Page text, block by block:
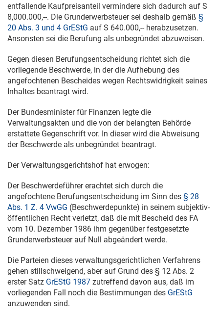
entfallende Kaufpreisanteil vermindere sich dadurch auf S
8,000.000,--. Die Grunderwerbsteuer sei deshalb gemäß §
20 Abs. 3 und 4 GrEStG auf S 640.000,-- herabzusetzen.
Ansonsten sei die Berufung als unbegründet abzuweisen.
Gegen diesen Berufungsentscheidung richtet sich die
vorliegende Beschwerde, in der die Aufhebung des
angefochtenen Bescheides wegen Rechtswidrigkeit seines
Inhaltes beantragt wird.
Der Bundesminister für Finanzen legte die
Verwaltungsakten und die von der belangten Behörde
erstattete Gegenschrift vor. In dieser wird die Abweisung
der Beschwerde als unbegründet beantragt.
Der Verwaltungsgerichtshof hat erwogen:
Der Beschwerdeführer erachtet sich durch die
angefochtene Berufungsentscheidung im Sinn des § 28
Abs. 1 Z. 4 VwGG (Beschwerdepunkte) in seinem subjektiv-
öffentlichen Recht verletzt, daß die mit Bescheid des FA
vom 10. Dezember 1986 ihm gegenüber festgesetzte
Grunderwerbsteuer auf Null abgeändert werde.
Die Parteien dieses verwaltungsgerichtlichen Verfahrens
gehen stillschweigend, aber auf Grund des § 12 Abs. 2
erster Satz GrEStG 1987 zutreffend davon aus, daß im
vorliegenden Fall noch die Bestimmungen des GrEStG
anzuwenden sind.